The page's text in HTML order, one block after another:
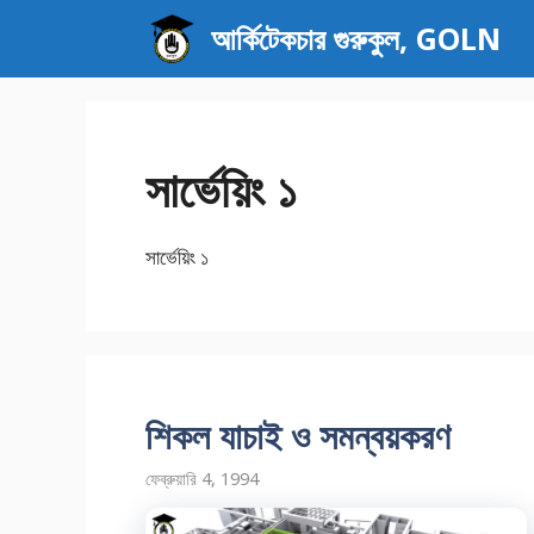
যান
আর্কিটেকচার গুরুকুল, GOLN
সার্ভেয়িং ১
সার্ভেয়িং ১
শিকল যাচাই ও সমন্বয়করণ
ফেব্রুয়ারি 4, 1994